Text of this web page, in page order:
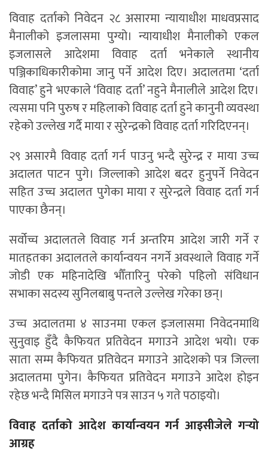
विवाह दर्ताको निवेदन २८ असारमा न्यायाधीश माधवप्रसाद
मैनालीको इजलासमा पुग्यो। न्यायाधीश मैनालीको एकल
इजलासले आदेशमा विवाह दर्ता भनेकाले स्थानीय
पञ्जिकाधिकारीकोमा जानु पर्ने आदेश दिए। अदालतमा ‘दर्ता
विवाह’ हुने भएकाले ‘विवाह दर्ता’ नहुने मैनालीले आदेश दिए।
त्यसमा पनि पुरुष र महिलाको विवाह दर्ता हुने कानुनी व्यवस्था
रहेको उल्लेख गर्दै माया र सुरेन्द्रको विवाह दर्ता गरिदिएनन्।
२९ असारमै विवाह दर्ता गर्न पाउनु भन्दै सुरेन्द्र र माया उच्च
अदालत पाटन पुगे। जिल्लाको आदेश बदर हुनुपर्ने निवेदन
सहित उच्च अदालत पुगेका माया र सुरेन्द्रले विवाह दर्ता गर्न
पाएका छैनन्।
सर्वोच्च अदालतले विवाह गर्न अन्तरिम आदेश जारी गर्ने र
मातहतका अदालतले कार्यान्वयन नगर्ने अवस्थाले विवाह गर्ने
जोडी एक महिनादेखि भौँतारिनु परेको पहिलो संविधान
सभाका सदस्य सुनिलबाबु पन्तले उल्लेख गरेका छन्।
उच्च अदालतमा ४ साउनमा एकल इजलासमा निवेदनमाथि
सुनुवाइ हुँदै कैफियत प्रतिवेदन मगाउने आदेश भयो। एक
साता सम्म कैफियत प्रतिवेदन मगाउने आदेशको पत्र जिल्ला
अदालतमा पुगेन। कैफियत प्रतिवेदन मगाउने आदेश होइन
रहेछ भन्दै मिसिल मगाउने पत्र साउन ५ गते पठाइयो।
विवाह दर्ताको आदेश कार्यान्वयन गर्न आइसीजेले गर्‍यो
आग्रह